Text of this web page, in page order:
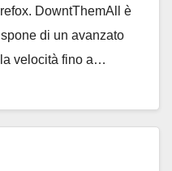
DowntThemAll è
di un avanzato
velocità fino a…